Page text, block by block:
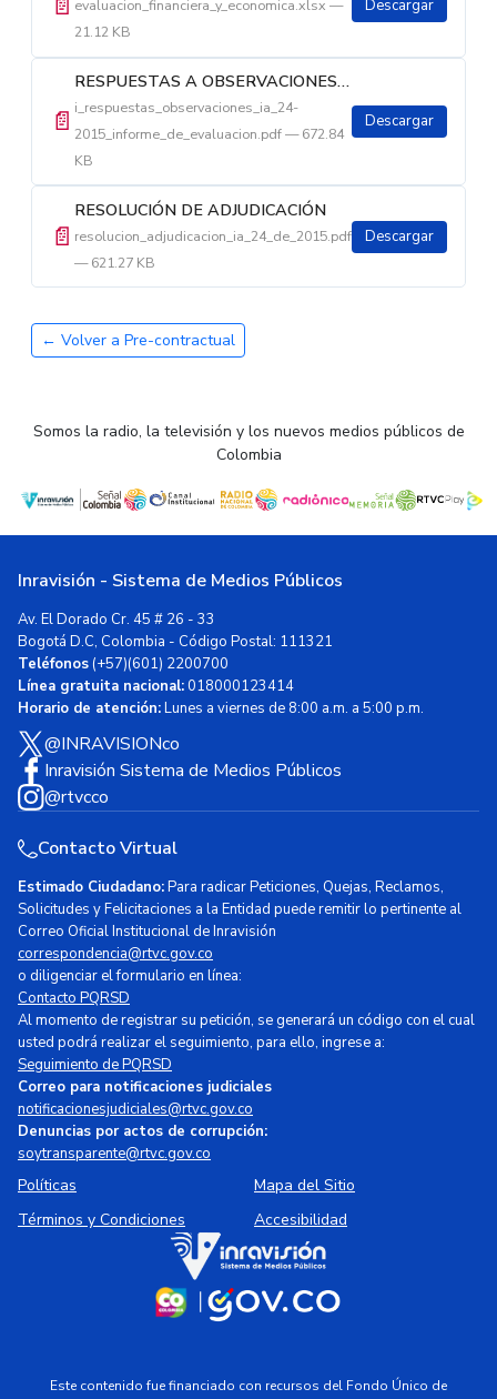
evaluacion_financiera_y_economica.xlsx —
21.12 KB
Descargar
📄
RESPUESTAS A OBSERVACIONES AL INFORME DE EVALUACIÓN
i_respuestas_observaciones_ia_24-
2015_informe_de_evaluacion.pdf — 672.84
KB
Descargar
📄
RESOLUCIÓN DE ADJUDICACIÓN
resolucion_adjudicacion_ia_24_de_2015.pdf
— 621.27 KB
Descargar
← Volver a Pre-contractual
Somos la radio, la televisión y los nuevos medios públicos de
Colombia
Inravisión - Sistema de Medios Públicos
Av. El Dorado Cr. 45 # 26 - 33
Bogotá D.C, Colombia - Código Postal: 111321
Teléfonos(+57)(601) 2200700
Línea gratuita nacional:018000123414
Horario de atención:Lunes a viernes de 8:00 a.m. a 5:00 p.m.
@INRAVISIONco
Inravisión Sistema de Medios Públicos
@rtvcco
Contacto Virtual
Estimado Ciudadano:Para radicar Peticiones, Quejas, Reclamos,
Solicitudes y Felicitaciones a la Entidad puede remitir lo pertinente al
Correo Oficial Institucional de Inravisión
correspondencia@rtvc.gov.co
o diligenciar el formulario en línea:
Contacto PQRSD
Al momento de registrar su petición, se generará un código con el cual
usted podrá realizar el seguimiento, para ello, ingrese a:
Seguimiento de PQRSD
Correo para notificaciones judiciales
notificacionesjudiciales@rtvc.gov.co
Denuncias por actos de corrupción:
soytransparente@rtvc.gov.co
Políticas
Mapa del Sitio
Términos y Condiciones
Accesibilidad
Este contenido fue financiado con recursos del Fondo Único de